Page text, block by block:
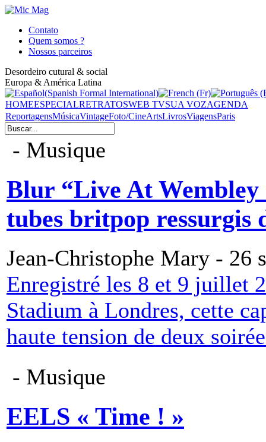
Contato
Quem somos ?
Nossos parceiros
Desordeiro cutural & social
Europa & América Latina
HOMEESPECIALRETRATOSWEB TVSUA VOZAGENDA
ReportagensMúsicaVintageFoto/CineArtsLivrosViagensParis
- Musique
Blur “Live At Wembley
tubes britpop ressurgis
Jean-Christophe Mary - 26
Enregistré les 8 et 9 juillet
Stadium à Londres, cette
haute tension de deux
- Musique
EELS « Time ! »